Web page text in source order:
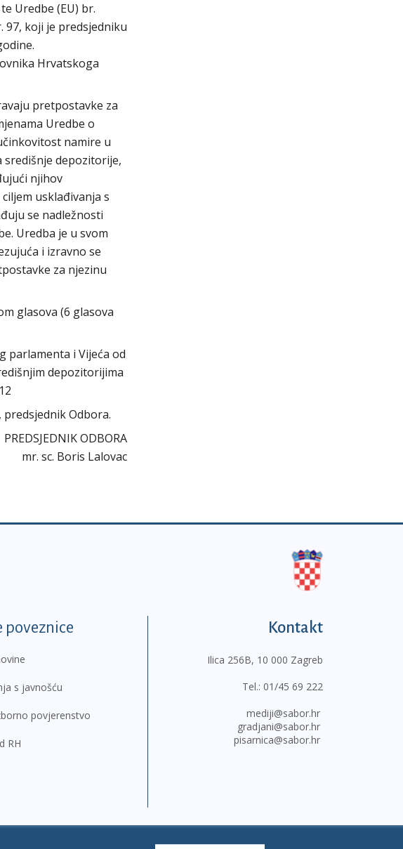
Uredbe (EU) br.
97, koji je predsjedniku
Hrvatskoga
pretpostavke za
Uredbe o
namire u
depozitorije,
njihov
usklađivanja s
se nadležnosti
Uredba je u svom
i izravno se
za njezinu
glasova (6 glasova
parlamenta i Vijeća od
depozitorijima
Odbora.
poveznice
s javnošću
povjerenstvo
RH
Kontakt
Ilica 256B, 10 000 Zagreb
Tel.: 01/45 69 222
mediji@sabor.hr
gradjani@sabor.hr
pisarnica@sabor.hr